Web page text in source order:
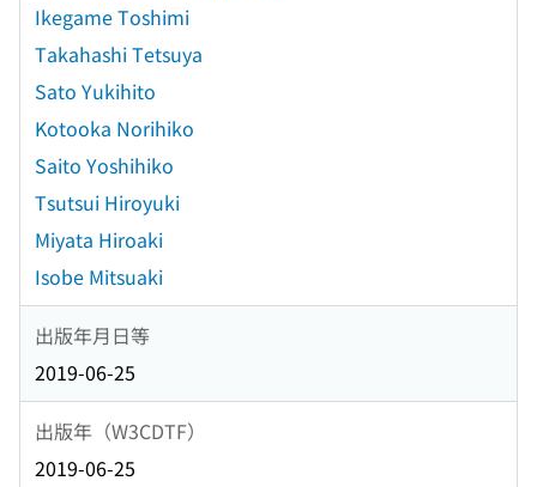
Ikegame Toshimi
Takahashi Tetsuya
Sato Yukihito
Kotooka Norihiko
Saito Yoshihiko
Tsutsui Hiroyuki
Miyata Hiroaki
Isobe Mitsuaki
出版年月日等
2019-06-25
出版年（W3CDTF）
2019-06-25